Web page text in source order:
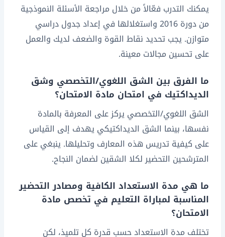
يمكنك التدرب فعّالاً من خلال مراجعة الأسئلة النموذجية
من دورة 2016 واستغلالها في إعداد جدول دراسي
متوازن. يجب تحديد نقاط القوة والضعف لديك والعمل
على تحسين مجالات معينة.
ما الفرق بين الشق اللغوي/التخصصي وشق
الديداكتيك في امتحان مادة الامتحان؟
الشق اللغوي/التخصصي يركز على المعرفة بالمادة
نفسها، بينما الشق الديداكتيكي يهدف إلى القياس
على كيفية تدريس هذه المعارف وتحليلها. ينبغي على
المترشحين التحضير لكلا الشقين لضمان النجاح.
ما هي مدة الاستعداد الكافية ومصادر التحضير
المناسبة لمباراة التعليم في تخصص مادة
الامتحان؟
تختلف مدة الاستعداد حسب قدرة كل تلميذ، لكن